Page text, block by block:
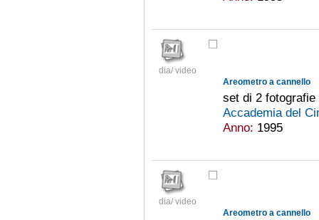
dia/ video
Areometro a cannello
set di 2 fotografie
Accademia del
Anno: 1995
dia/ video
Areometro a cannello